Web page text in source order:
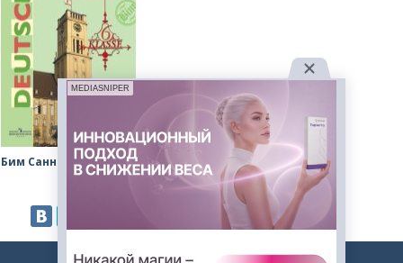
Бим Санникова рабочая тетрадь
MEDIASNIPER